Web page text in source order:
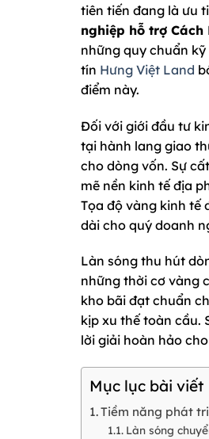
tiên tiến đang là ưu
nghiệp hỗ trợ Cách
những quy chuẩn
tín Hưng Việt Land
điểm này.
Đối với giới đầu tư
tại hành lang giao
cho dòng vốn. Sự
mẽ nền kinh tế địa
Tọa độ vàng kinh tế
dài cho quý doanh
Làn sóng thu hút
những thời cơ vàng
kho bãi đạt chuẩn
kịp xu thế toàn cầu.
lời giải hoàn hảo
Mục lục bài viết
Tiềm năng phát
Làn sóng